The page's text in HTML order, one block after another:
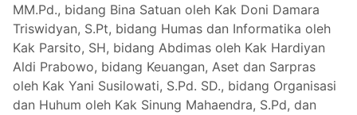
MM.Pd., bidang Bina Satuan oleh Kak Doni Damara
Triswidyan, S.Pt, bidang Humas dan Informatika oleh
Kak Parsito, SH, bidang Abdimas oleh Kak Hardiyan
Aldi Prabowo, bidang Keuangan, Aset dan Sarpras
oleh Kak Yani Susilowati, S.Pd. SD., bidang Organisasi
dan Huhum oleh Kak Sinung Mahaendra, S.Pd, dan